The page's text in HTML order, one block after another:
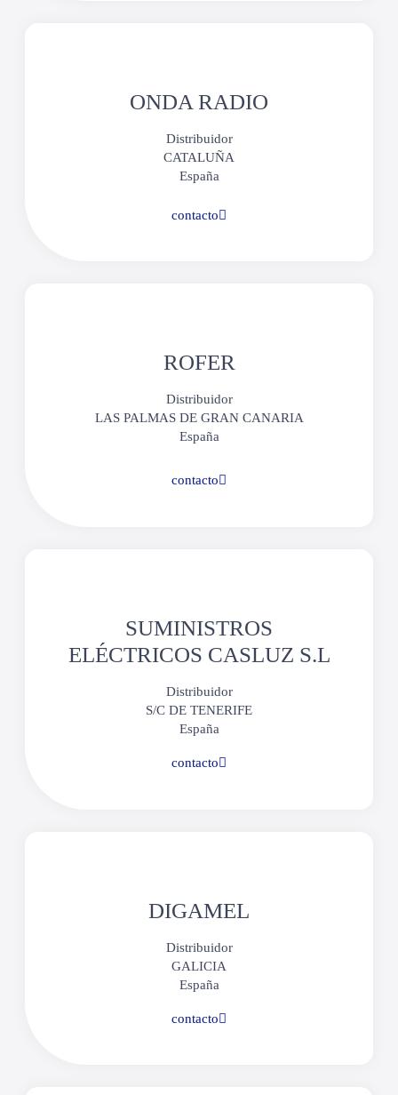
ONDA RADIO
Distribuidor
CATALUÑA
España
contacto
ROFER​​
Distribuidor
LAS PALMAS DE GRAN CANARIA
España
contacto
SUMINISTROS
ELÉCTRICOS CASLUZ S.L
Distribuidor
S/C DE TENERIFE
España
contacto
DIGAMEL
Distribuidor
GALICIA
España
contacto